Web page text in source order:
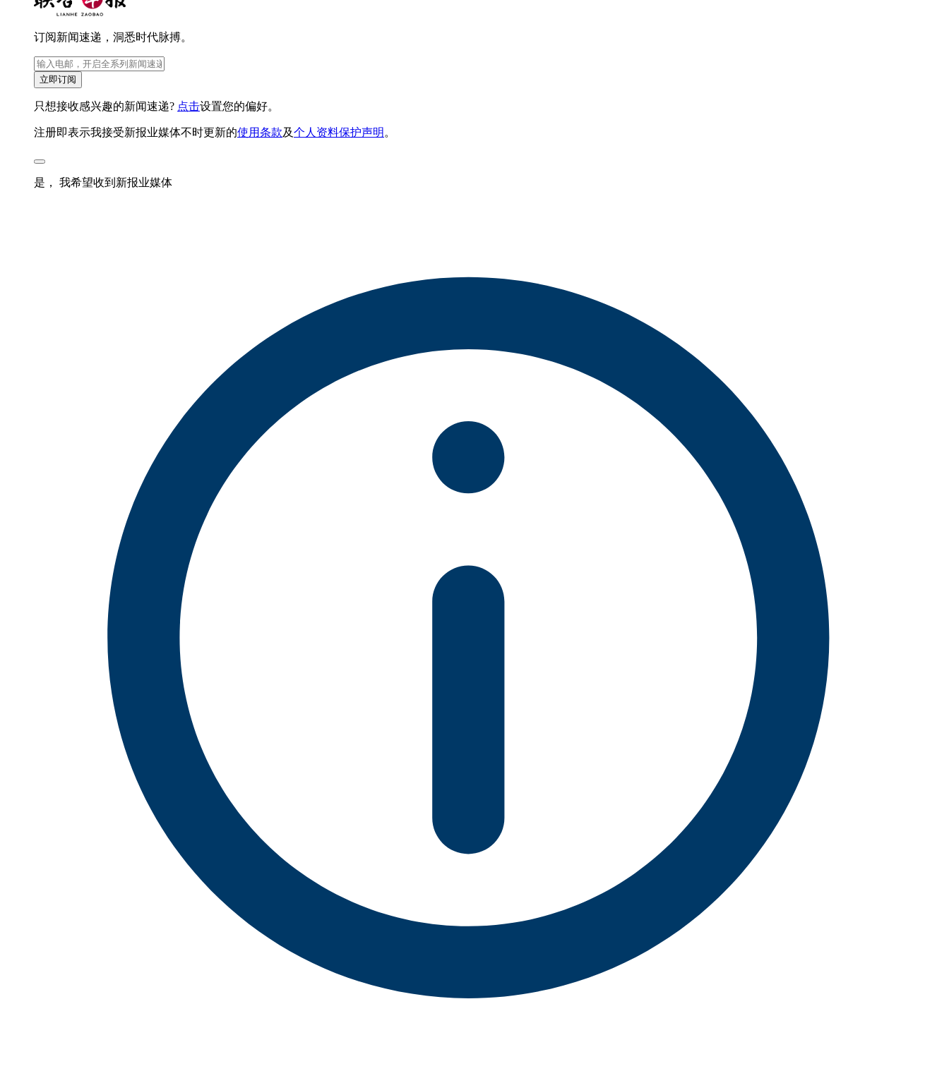
订阅新闻速递，洞悉时代脉搏。
立即订阅
只想接收感兴趣的新闻速递? 点击设置您的偏好。
注册即表示我接受新报业媒体不时更新的使用条款及个人资料保护声明 。
是， 我希望收到新报业媒体